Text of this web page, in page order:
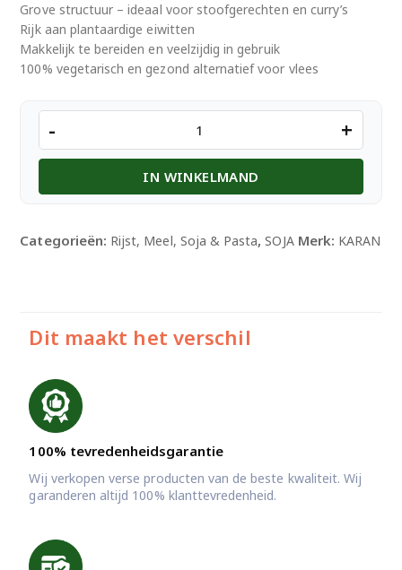
Grove structuur – ideaal voor stoofgerechten en curry’s
Rijk aan plantaardige eiwitten
Makkelijk te bereiden en veelzijdig in gebruik
100% vegetarisch en gezond alternatief voor vlees
Soja
Brokken
200g
- +
IN WINKELMAND
Categorieën: Rijst, Meel, Soja & Pasta,SOJA Merk: KARAN
Dit maakt het verschil
100% tevredenheidsgarantie
Wij verkopen verse producten van de beste kwaliteit. Wij
garanderen altijd 100% klanttevredenheid.